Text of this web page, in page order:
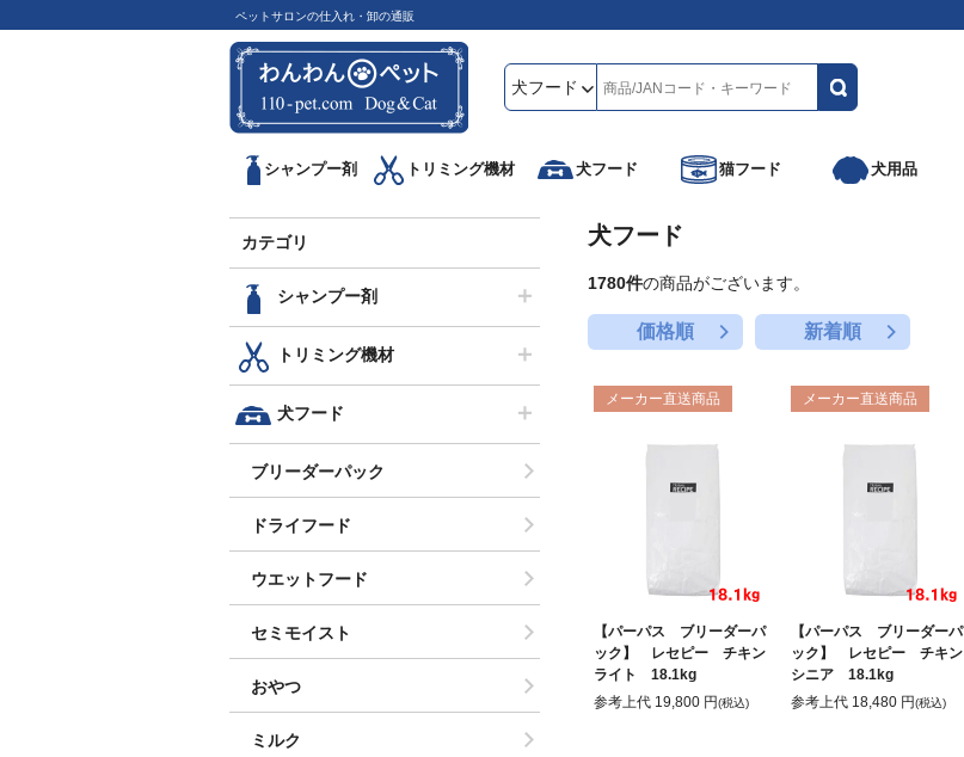
ペットサロンの仕入れ・卸の通販
シャンプー剤 トリミング機材 犬フード 猫フード 犬用品
犬フード
1780件の商品がございます。
価格順 新着順
メーカー直送商品
【パーパス ブリーダーパ
ック】 レセピー チキン
ライト 18.1kg
参考上代 19,800 円(税込)
メーカー直送商品
【パーパス ブリーダーパ
ック】 レセピー チキン
シニア 18.1kg
参考上代 18,480 円(税込)
カテゴリ
＋
シャンプー剤
＋
トリミング機材
＋
犬フード
ブリーダーパック
ドライフード
ウエットフード
セミモイスト
おやつ
ミルク